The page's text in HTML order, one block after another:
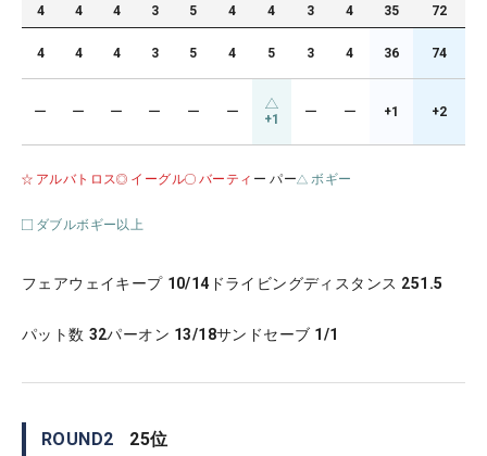
4 4 4 3 5 4 4 3 4 35 72
4 4 4 3 5 4 5 3 4 36 74
ー ー ー ー ー ー +1 ー ー +1 +2
アルバトロス イーグル バーティ ー パー ボギー
ダブルボギー以上
フェアウェイキープ 10/14 ドライビングディスタンス 251.5
パット数 32パーオン 13/18サンドセーブ 1/1
ROUND2 25位